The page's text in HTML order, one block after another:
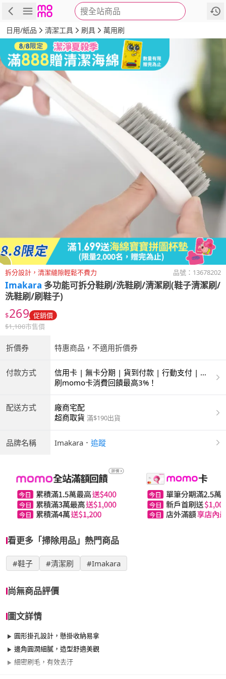
搜全站商品
商品 評價 詳情
日用/紙品 清潔工具 刷具 萬用刷
拆分設計，清潔縫隙輕鬆不費力 品號： 13678202
Imakara 多功能可拆分鞋刷/洗鞋刷/清潔刷(鞋子清潔刷/
洗鞋刷/刷鞋子)
$269 促銷價
$1,100市售價
折價券 特惠商品，不適用折價券
付款方式
信用卡 | 無卡分期 | 貨到付款 | 行動支付 | 超
商付款 | ATM | 銀聯卡
刷momo卡消費回饋最高3%！
配送方式
廠商宅配
超商取貨 滿$190出貨
品牌名稱 Imakara ． 追蹤
看更多「掃除用品」熱門商品
#鞋子 #清潔刷 #Imakara
尚無商品評價
圖文詳情
圓形掛孔設計，懸掛收納易拿
邊角圓潤細膩，造型舒適美觀
細密刷毛，有效去汙